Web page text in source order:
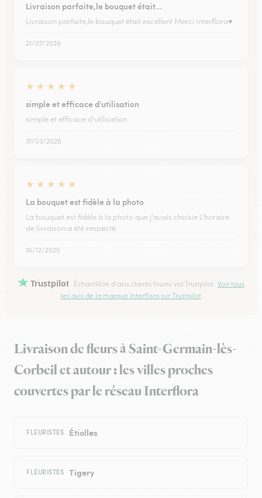
Livraison parfaite,le bouquet était…
Livraison parfaite,le bouquet était excellent Merci Interflora♥️
21/07/2026
★ ★ ★ ★ ★
simple et efficace d'utilisation
simple et efficace d'utilisation
31/03/2026
★ ★ ★ ★ ★
La bouquet est fidèle à la photo
La bouquet est fidèle à la photo que j'avais choisie L'horaire
de livraison a été respecté.
16/12/2025
Trustpilot Échantillon d'avis clients fourni via Trustpilot. Voir tous
les avis de la marque Interflora sur Trustpilot
Livraison de fleurs à Saint-Germain-lès-
Corbeil et autour : les villes proches
couvertes par le réseau Interflora
FLEURISTES Étiolles
FLEURISTES Tigery